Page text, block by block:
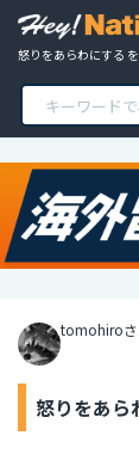
怒りをあらわにする
tomohiroさ
怒りをあら